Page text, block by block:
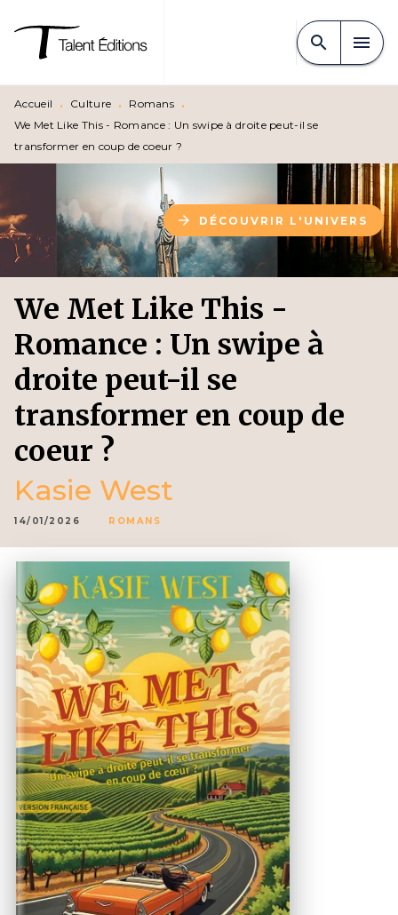
MENU CONTENU
PIED DE PAGE
search menu
Accueil • Culture • Romans •
We Met Like This - Romance : Un swipe à droite peut-il se
transformer en coup de coeur ?
arrow_forward DÉCOUVRIR L'UNIVERS
We Met Like This -
Romance : Un swipe à
droite peut-il se
transformer en coup de
coeur ?
Kasie West
14/01/2026 ROMANS